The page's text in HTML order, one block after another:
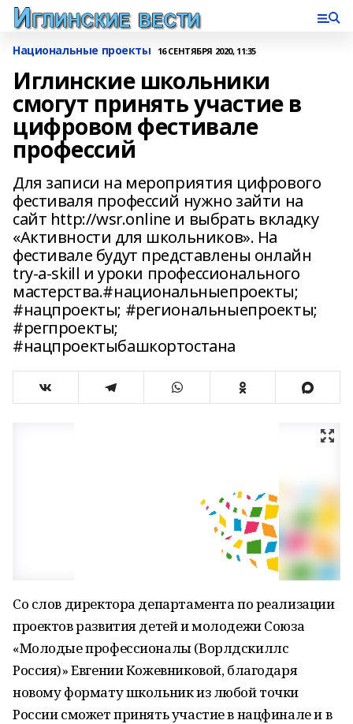
Национальные проекты 16 СЕНТЯБРЯ 2020, 11:35
Иглинские школьники
смогут принять участие в
цифровом фестивале
профессий
Для записи на мероприятия цифрового
фестиваля профессий нужно зайти на
сайт http://wsr.online и выбрать вкладку
«Активности для школьников». На
фестивале будут представлены онлайн
try-a-skill и уроки профессионального
мастерства.#национальныепроекты;
#нацпроекты; #региональныепроекты;
#регпроекты;
#нацпроектыбашкортостана
Со слов директора департамента по реализации
проектов развития детей и молодежи Союза
«Молодые профессионалы (Ворлдскиллс
Россия)» Евгении Кожевниковой, благодаря
новому формату школьник из любой точки
России сможет принять участие в нацфинале и в